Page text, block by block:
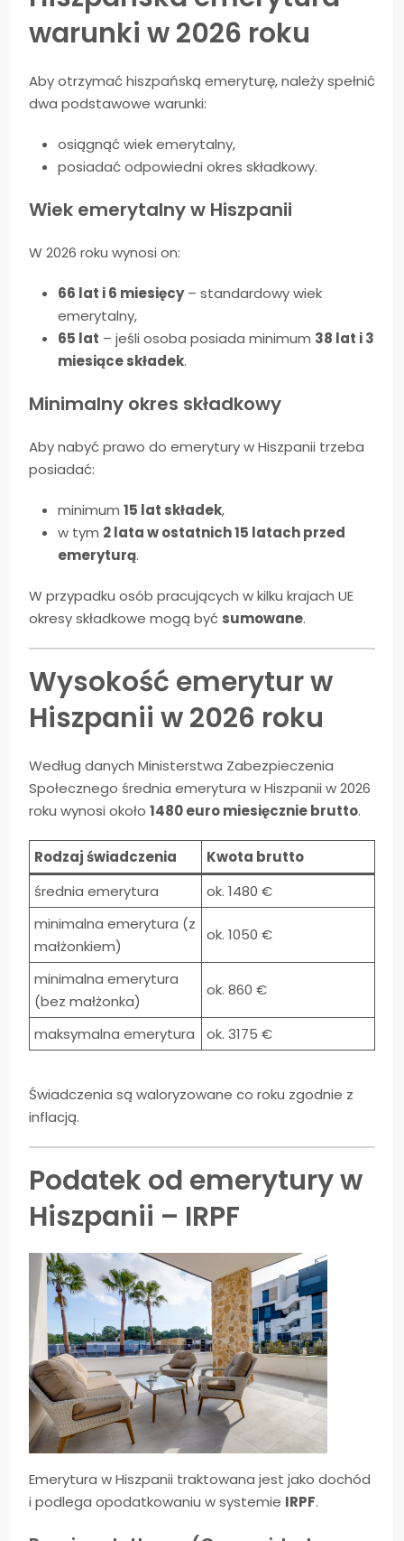
warunki w 2026 roku
Aby otrzymać hiszpańską emeryturę, należy spełnić
dwa podstawowe warunki:
osiągnąć wiek emerytalny,
posiadać odpowiedni okres składkowy.
Wiek emerytalny w Hiszpanii
W 2026 roku wynosi on:
66 lat i 6 miesięcy– standardowy wiek
emerytalny,
65 lat – jeśli osoba posiada minimum 38 lat i 3
miesiące składek.
Minimalny okres składkowy
Aby nabyć prawo do emerytury w Hiszpanii trzeba
posiadać:
minimum 15 lat składek,
w tym 2 lata w ostatnich 15 latach przed
emeryturą.
W przypadku osób pracujących w kilku krajach UE
okresy składkowe mogą być sumowane.
Wysokość emerytur w
Hiszpanii w 2026 roku
Według danych Ministerstwa Zabezpieczenia
Społecznego średnia emerytura w Hiszpanii w 2026
roku wynosi około 1480 euro miesięcznie brutto.
Rodzaj świadczenia
Kwota brutto
średnia emerytura
ok. 1480 €
minimalna emerytura (z
małżonkiem)
ok. 1050 €
minimalna emerytura
(bez małżonka)
ok. 860 €
maksymalna emerytura ok. 3175 €
Świadczenia są waloryzowane co roku zgodnie z
inflacją.
Podatek od emerytury w
Hiszpanii – IRPF
Emerytura w Hiszpanii traktowana jest jako dochód
i podlega opodatkowaniu w systemie IRPF.